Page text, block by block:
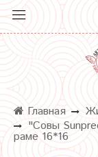
Главная
"Совы
раме 16*16